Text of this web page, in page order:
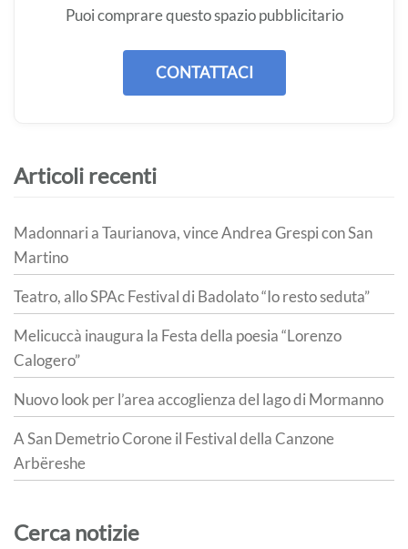
Puoi comprare questo spazio pubblicitario
CONTATTACI
Articoli recenti
Madonnari a Taurianova, vince Andrea Grespi con San
Martino
Teatro, allo SPAc Festival di Badolato “Io resto seduta”
Melicuccà inaugura la Festa della poesia “Lorenzo
Calogero”
Nuovo look per l’area accoglienza del lago di Mormanno
A San Demetrio Corone il Festival della Canzone
Arbëreshe
Cerca notizie